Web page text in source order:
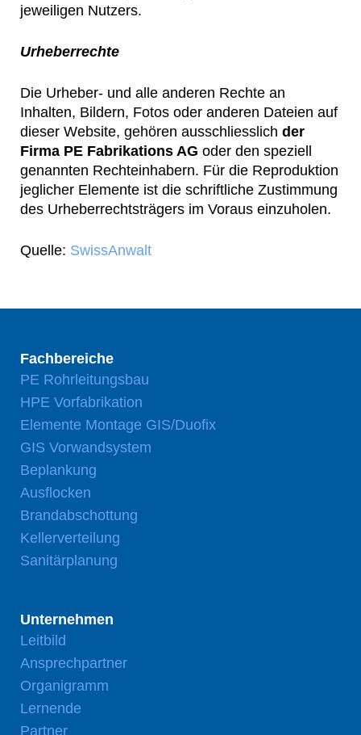
jeweiligen Nutzers.
Urheberrechte
Die Urheber- und alle anderen Rechte an
Inhalten, Bildern, Fotos oder anderen Dateien auf
dieser Website, gehören ausschliesslich der
Firma PE Fabrikations AG oder den speziell
genannten Rechteinhabern. Für die Reproduktion
jeglicher Elemente ist die schriftliche Zustimmung
des Urheberrechtsträgers im Voraus einzuholen.
Quelle: SwissAnwalt
Fachbereiche
PE Rohrleitungsbau
HPE Vorfabrikation
Elemente Montage GIS/Duofix
GIS Vorwandsystem
Beplankung
Ausflocken
Brandabschottung
Kellerverteilung
Sanitärplanung
Unternehmen
Leitbild
Ansprechpartner
Organigramm
Lernende
Partner